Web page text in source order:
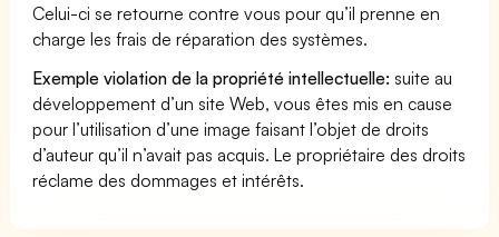
Celui-ci se retourne contre vous pour qu’il prenne en
charge les frais de réparation des systèmes.
Exemple violation de la propriété intellectuelle: suite au
développement d’un site Web, vous êtes mis en cause
pour l’utilisation d’une image faisant l’objet de droits
d’auteur qu’il n’avait pas acquis. Le propriétaire des droits
réclame des dommages et intérêts.